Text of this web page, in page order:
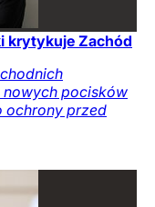
krytykuje Zachód
pocisków
ochrony przed